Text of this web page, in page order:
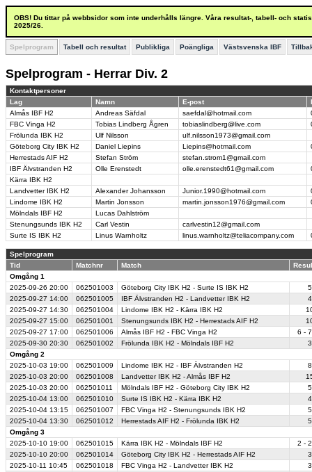
OBS! Du tittar på webbsidor som inte underhålls längre. Våra resultat-, tabell- och
2025/26.
Spelprogram Tabell och resultat Publikliga Poängliga Västsvenska IBF
Spelprogram - Herrar Div. 2
Kontaktpersoner
Lag
Namn E-post
Almås IBF H2
Andreas Säfdal saefdal@hotmail.com
FBC Vinga H2
Tobias Lindberg Ågren tobiaslindberg@live.com
Frölunda IBK H2
Ulf Nilsson
ulf.nilsson1973@gmail.com
Göteborg City IBK H2
Daniel Liepins Liepins@hotmail.com
Herrestads AIF H2
Stefan Ström
stefan.strom1@gmail.com
IBF Älvstranden H2
Olle Erenstedt olle.erenstedt61@gmail.com
Kärra IBK H2
Landvetter IBK H2
Alexander Johansson Junior.1990@hotmail.com
Lindome IBK H2
Martin Jonsson martin.jonsson1976@gmail.com
Mölndals IBF H2
Lucas Dahlström
Stenungsunds IBK H2
Carl Vestin
carlvestin12@gmail.com
Surte IS IBK H2
Linus Warnholtz linus.warnholtz@teliacompany.com
Spelprogram
Tid
Matchnr Match
Omgång 1
2025-09-26 20:00 062501003 Göteborg City IBK H2 - Surte IS IBK H2
2025-09-27 14:00 062501005 IBF Älvstranden H2 - Landvetter IBK H2
2025-09-27 14:30 062501004 Lindome IBK H2 - Kärra IBK H2
2025-09-27 15:00 062501001 Stenungsunds IBK H2 - Herrestads AIF H2
2025-09-27 17:00 062501006 Almås IBF H2 - FBC Vinga H2
6 -
2025-09-30 20:30 062501002 Frölunda IBK H2 - Mölndals IBF H2
Omgång 2
2025-10-03 19:00 062501009 Lindome IBK H2 - IBF Älvstranden H2
2025-10-03 20:00 062501008 Landvetter IBK H2 - Almås IBF H2
2025-10-03 20:00 062501011 Mölndals IBF H2 - Göteborg City IBK H2
2025-10-04 13:00 062501010 Surte IS IBK H2 - Kärra IBK H2
2025-10-04 13:15 062501007 FBC Vinga H2 - Stenungsunds IBK H2
2025-10-04 13:30 062501012 Herrestads AIF H2 - Frölunda IBK H2
Omgång 3
2025-10-10 19:00 062501015 Kärra IBK H2 - Mölndals IBF H2
2 -
2025-10-10 20:00 062501014 Göteborg City IBK H2 - Herrestads AIF H2
2025-10-11 10:45 062501018 FBC Vinga H2 - Landvetter IBK H2